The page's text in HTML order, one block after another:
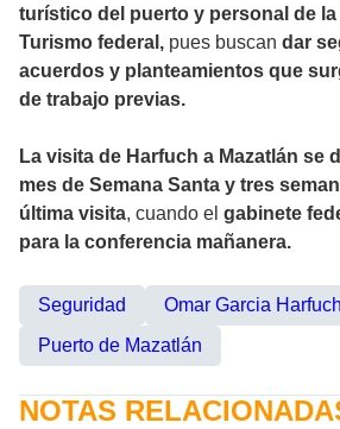
turístico del puerto y personal de la
Turismo federal, pues buscan dar
acuerdos y planteamientos que
de trabajo previas.
La visita de Harfuch a Mazatlán se
mes de Semana Santa y tres
última visita, cuando el gabinete
para la conferencia mañanera.
Seguridad
Omar Garcia Harfuch
Puerto de Mazatlán
NOTAS